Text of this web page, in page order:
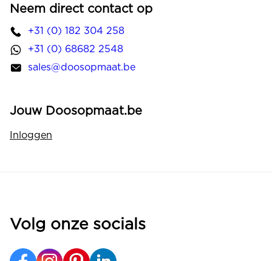
Neem direct contact op
+31 (0) 182 304 258
+31 (0) 68682 2548
sales@doosopmaat.be
Jouw Doosopmaat.be
Inloggen
Volg onze socials